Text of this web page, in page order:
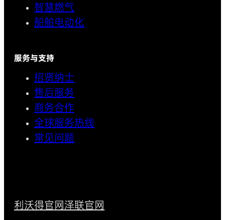
智慧燃气
船舶电动化
服务与支持
招贤纳士
售后服务
商务合作
全球服务热线
常见问题
利沃得官网泽联官网